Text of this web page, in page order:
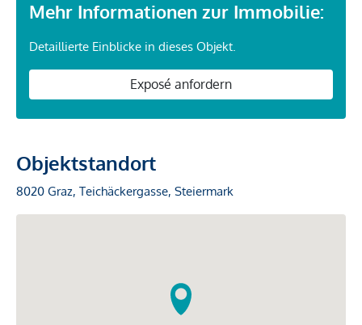
Mehr Informationen zur Immobilie:
Detaillierte Einblicke in dieses Objekt.
Exposé anfordern
Objektstandort
8020 Graz, Teichäckergasse, Steiermark